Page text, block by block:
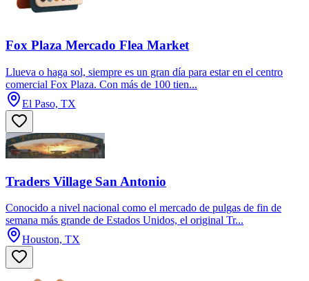
Fox Plaza Mercado Flea Market
Llueva o haga sol, siempre es un gran día para estar en el centro
comercial Fox Plaza. Con más de 100 tien...
El Paso, TX
Traders Village San Antonio
Conocido a nivel nacional como el mercado de pulgas de fin de
semana más grande de Estados Unidos, el original Tr...
Houston, TX